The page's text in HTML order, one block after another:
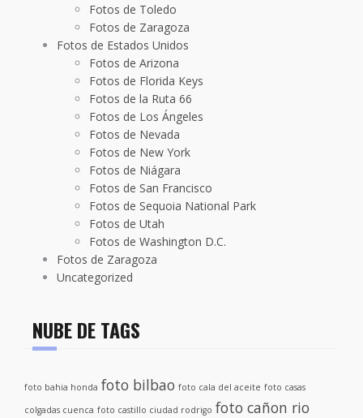
Fotos de Toledo
Fotos de Zaragoza
Fotos de Estados Unidos
Fotos de Arizona
Fotos de Florida Keys
Fotos de la Ruta 66
Fotos de Los Ángeles
Fotos de Nevada
Fotos de New York
Fotos de Niágara
Fotos de San Francisco
Fotos de Sequoia National Park
Fotos de Utah
Fotos de Washington D.C.
Fotos de Zaragoza
Uncategorized
NUBE DE TAGS
foto bahia honda foto bilbao foto cala del aceite foto casas
colgadas cuenca foto castillo ciudad rodrigo foto cañon rio